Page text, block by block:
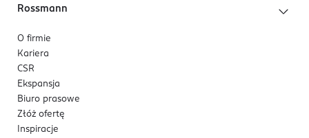
Rossmann
O firmie
Kariera
CSR
Ekspansja
Biuro prasowe
Złóż ofertę
Inspiracje